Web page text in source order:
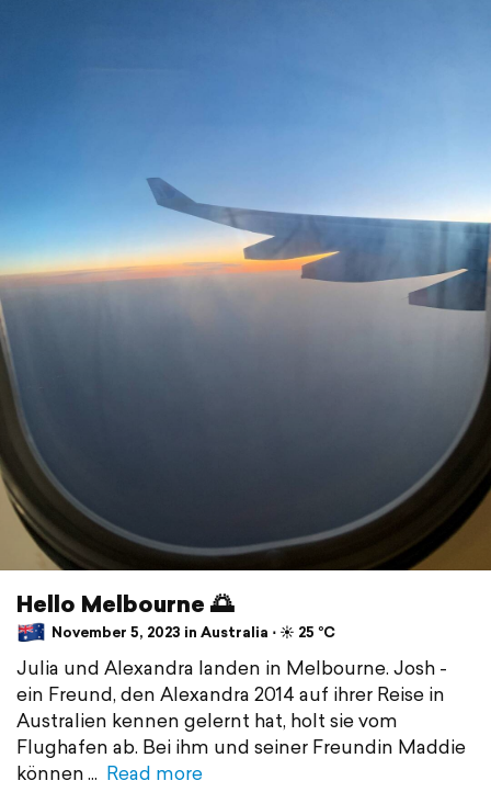
Hello Melbourne 🌅
November 5, 2023 in Australia ⋅ ☀️ 25 °C
Julia und Alexandra landen in Melbourne. Josh -
ein Freund, den Alexandra 2014 auf ihrer Reise in
Australien kennen gelernt hat, holt sie vom
Flughafen ab. Bei ihm und seiner Freundin Maddie
können
Read more